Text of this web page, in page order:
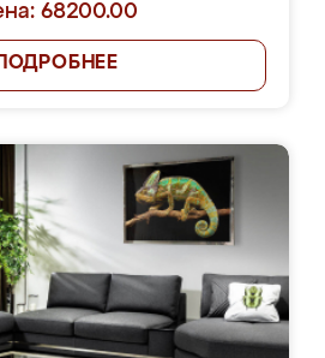
68200.00
ПОДРОБНЕЕ